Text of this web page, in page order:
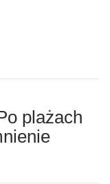
plażach